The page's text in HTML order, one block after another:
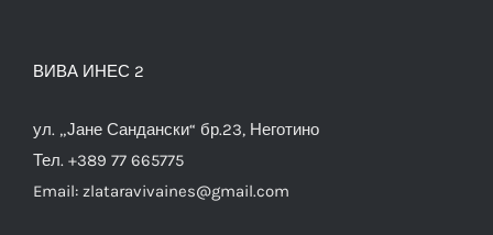
ВИВА ИНЕС 2
ул. „Јане Сандански“ бр.23, Неготино
Тел. +389 77 665775
Email: zlataravivaines@gmail.com